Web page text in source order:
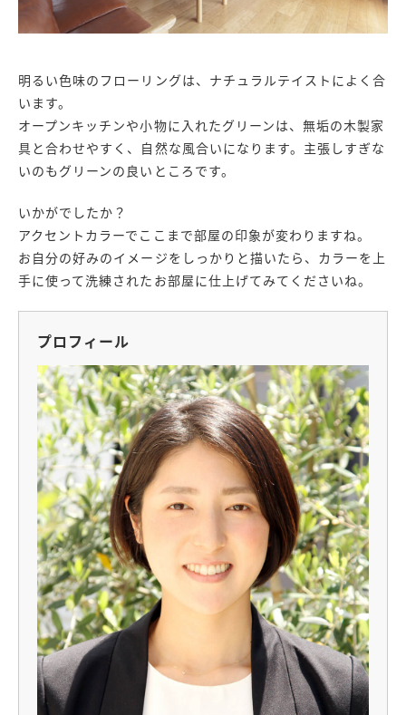
明るい色味のフローリングは、ナチュラルテイストによく合
います。
オープンキッチンや小物に入れたグリーンは、無垢の木製家
具と合わせやすく、自然な風合いになります。主張しすぎな
いのもグリーンの良いところです。
いかがでしたか？
アクセントカラーでここまで部屋の印象が変わりますね。
お自分の好みのイメージをしっかりと描いたら、カラーを上
手に使って洗練されたお部屋に仕上げてみてくださいね。
プロフィール